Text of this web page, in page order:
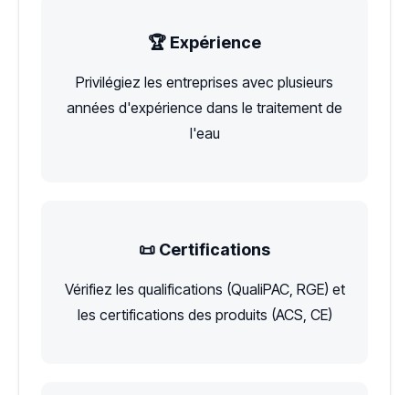
🏆 Expérience
Privilégiez les entreprises avec plusieurs
années d'expérience dans le traitement de
l'eau
📜 Certifications
Vérifiez les qualifications (QualiPAC, RGE) et
les certifications des produits (ACS, CE)